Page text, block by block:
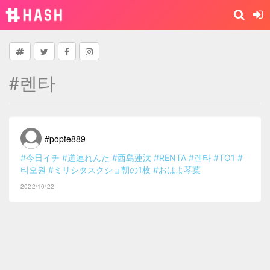
#렌타
#popte889
#今日イチ #道連れんた #西島蓮汰 #RENTA #렌타 #TO1 #
티오원 #ミリシタスクショ朝の1枚 #おはよ琴葉
2022/10/22